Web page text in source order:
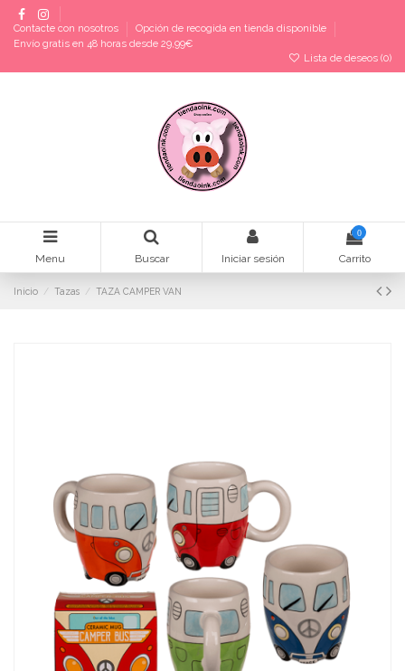
Contacte con nosotros
Opción de recogida en tienda disponible
Envío gratis en 48 horas desde 29,99€
Lista de deseos (0)
Menu Buscar Iniciar sesión
0
Carrito
Inicio Tazas TAZA CAMPER VAN